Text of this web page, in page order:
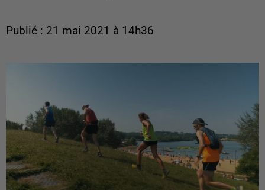
Publié : 21 mai 2021 à 14h36